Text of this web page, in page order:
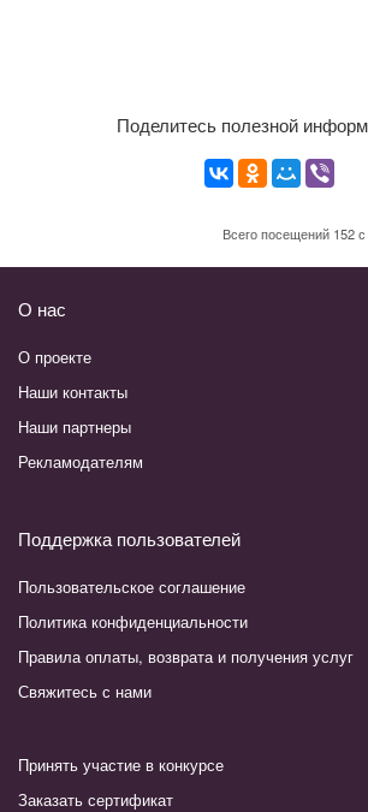
Поделитесь полезной
Всего посещений 152
О нас
О проекте
Наши контакты
Наши партнеры
Рекламодателям
Поддержка пользователей
Пользовательское соглашение
Политика конфиденциальности
Правила оплаты, возврата и получения услуг
Свяжитесь с нами
Принять участие в конкурсе
Заказать сертификат